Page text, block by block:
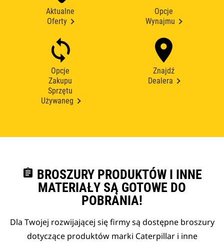
Aktualne
Oferty
Opcje
Wynajmu
Opcje
Zakupu
Sprzętu
Używaneg
Znajdź
Dealera
assignment BROSZURY PRODUKTÓW I INNE
MATERIAŁY SĄ GOTOWE DO
POBRANIA!
Dla Twojej rozwijającej się firmy są dostępne broszury
dotyczące produktów marki Caterpillar i inne